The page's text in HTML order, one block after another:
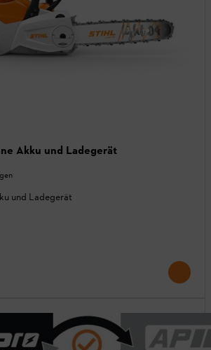
Akku und Ladegerät
und Ladegerät